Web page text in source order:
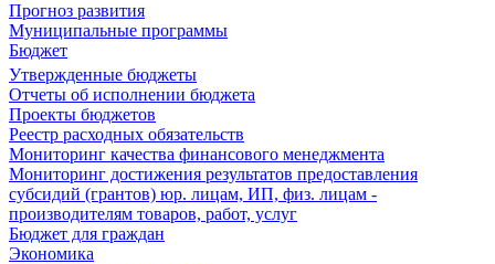
Прогноз развития
Муниципальные программы
Бюджет
Утвержденные бюджеты
Отчеты об исполнении бюджета
Проекты бюджетов
Реестр расходных обязательств
Мониторинг качества финансового менеджмента
Мониторинг достижения результатов предоставления
субсидий (грантов) юр. лицам, ИП, физ. лицам -
производителям товаров, работ, услуг
Бюджет для граждан
Экономика